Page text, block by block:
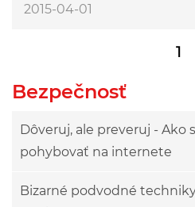
2015-04-01
1
Bezpečnosť
Dôveruj, ale preveruj - Ako
pohybovať na internete
Bizarné podvodné